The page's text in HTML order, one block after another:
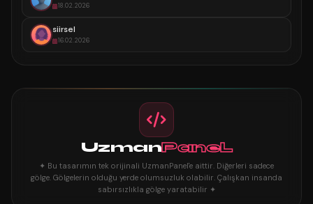
18.02.2026
siirsel
16.02.2026
UzmanPaneL
✦ Bu tasarımın tek orijinali UzmanPanel'e aittir. Diğerleri sadece
gölge. Gölgelerin olduğu yerde olumsuzluk olabilir. Çalışkan insanda
sabırsızlıkla gölge yaratabilir ✦